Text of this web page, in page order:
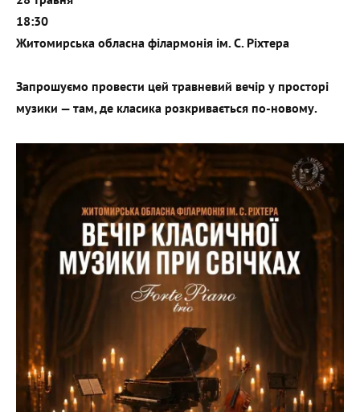
18:30
Житомирська обласна філармонія ім. С. Ріхтера
Запрошуємо провести цей травневий вечір у просторі
музики — там, де класика розкривається по-новому.